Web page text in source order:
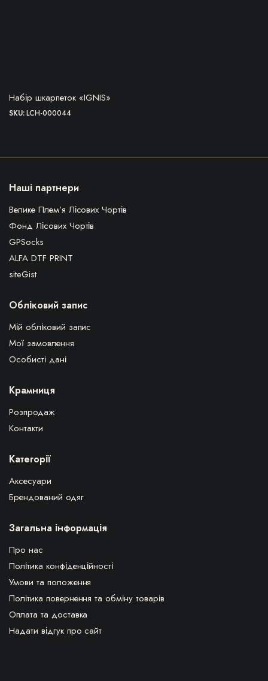
ПЕРЕЙТИ ДО ТОВАРУ
Набір шкарпеток «IGNIS»
SKU:LCH-000044
Наші партнери
Велике Плем’я Лісових Чортів
Фонд Лісових Чортів
GPSocks
ALFA DTF PRINT
siteGist
Обліковий запис
Мій обліковий запис
Мої замовлення
Особисті дані
Крамниця
Розпродаж
Контакти
Категорії
Аксесуари
Брендований одяг
Загальна інформація
Про нас
Політика конфіденційності
Умови та положення
Політика повернення та обміну товарів
Оплата та доставка
Надати відгук про сайт